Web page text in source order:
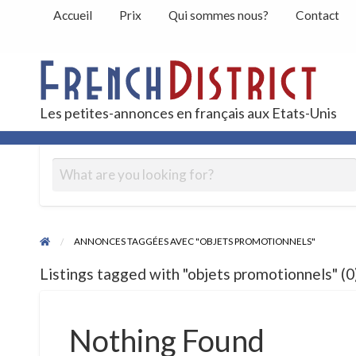
Contact
Accueil Prix Qui sommes nous? Contact
Les petites-annonces en français aux Etats-Unis
ANNONCES TAGGÉES AVEC "OBJETS PROMOTIONNELS"
Listings tagged with "objets promotionnels"
Nothing Found